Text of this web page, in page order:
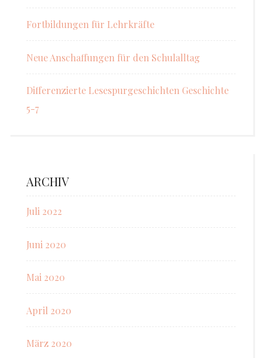
Fortbildungen für Lehrkräfte
Neue Anschaffungen für den Schulalltag
Differenzierte Lesespurgeschichten Geschichte
5-7
ARCHIV
Juli 2022
Juni 2020
Mai 2020
April 2020
März 2020